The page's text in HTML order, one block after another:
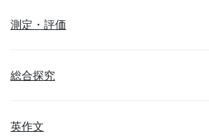
測定・評価
総合探究
英作文